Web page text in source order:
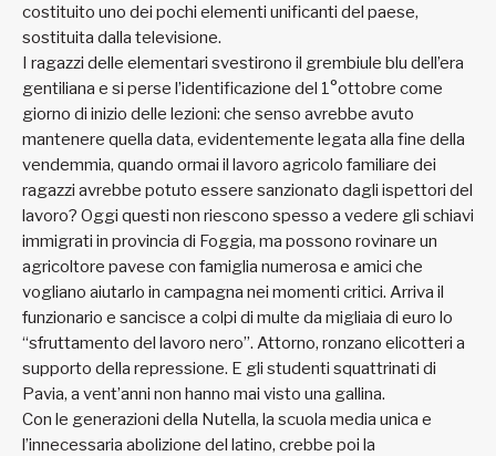
costituito uno dei pochi elementi unificanti del paese,
sostituita dalla televisione.
I ragazzi delle elementari svestirono il grembiule blu dell’era
gentiliana e si perse l’identificazione del 1°ottobre come
giorno di inizio delle lezioni: che senso avrebbe avuto
mantenere quella data, evidentemente legata alla fine della
vendemmia, quando ormai il lavoro agricolo familiare dei
ragazzi avrebbe potuto essere sanzionato dagli ispettori del
lavoro? Oggi questi non riescono spesso a vedere gli schiavi
immigrati in provincia di Foggia, ma possono rovinare un
agricoltore pavese con famiglia numerosa e amici che
vogliano aiutarlo in campagna nei momenti critici. Arriva il
funzionario e sancisce a colpi di multe da migliaia di euro lo
“sfruttamento del lavoro nero”. Attorno, ronzano elicotteri a
supporto della repressione. E gli studenti squattrinati di
Pavia, a vent’anni non hanno mai visto una gallina.
Con le generazioni della Nutella, la scuola media unica e
l’innecessaria abolizione del latino, crebbe poi la